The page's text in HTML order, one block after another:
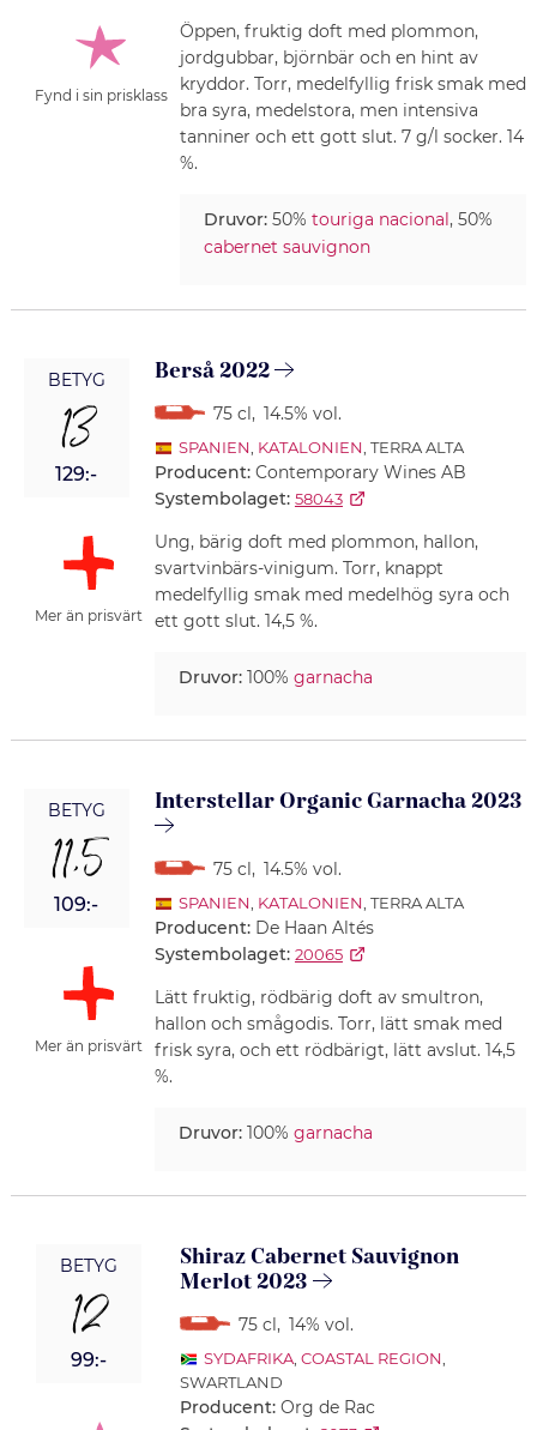
Fynd i sin prisklass
Öppen, fruktig doft med plommon,
jordgubbar, björnbär och en hint av
kryddor. Torr, medelfyllig frisk smak med
bra syra, medelstora, men intensiva
tanniner och ett gott slut. 7 g/l socker. 14
%.
Druvor:50% touriga nacional, 50%
cabernet sauvignon
BETYG
13
129:-
Mer än prisvärt
Berså 2022
75 cl, 14.5% vol.
SPANIEN KATALONIEN , TERRA ALTA
Producent: Contemporary Wines AB
Systembolaget: 58043
Ung, bärig doft med plommon, hallon,
svartvinbärs-vinigum. Torr, knappt
medelfyllig smak med medelhög syra och
ett gott slut. 14,5 %.
Druvor:100% garnacha
BETYG
11,5
109:-
Mer än prisvärt
Interstellar Organic Garnacha 2023
75 cl, 14.5% vol.
SPANIEN KATALONIEN , TERRA ALTA
Producent: De Haan Altés
Systembolaget: 20065
Lätt fruktig, rödbärig doft av smultron,
hallon och smågodis. Torr, lätt smak med
frisk syra, och ett rödbärigt, lätt avslut. 14,5
%.
Druvor:100% garnacha
BETYG
12
99:-
Shiraz Cabernet Sauvignon
Merlot 2023
75 cl, 14% vol.
SYDAFRIKA, COASTAL REGION
SWARTLAND
Producent: Org de Rac